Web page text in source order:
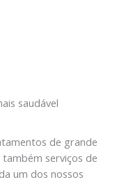
saudável
de grande
serviços de
um dos nossos